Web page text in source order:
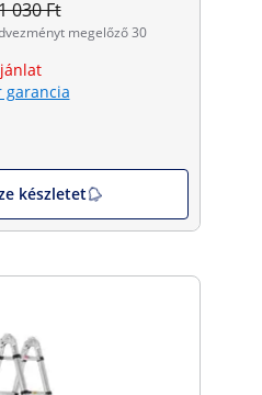
030 Ft
megelőző 30
garancia
készletet